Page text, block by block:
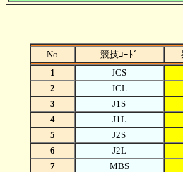
No 競技ｺｰﾄﾞ
1
JCS
2
JCL
3
J1S
4
J1L
5
J2S
6
J2L
7
MBS